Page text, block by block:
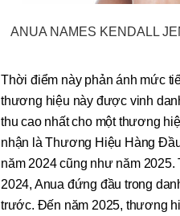
ANUA NAMES KENDALL
Thời điểm này phản ánh mức
thương hiệu này được vinh
thu cao nhất cho một thương
nhận là Thương Hiệu Hàng
năm 2024 cũng như năm
2024, Anua đứng đầu trong
trước. Đến năm 2025, thương